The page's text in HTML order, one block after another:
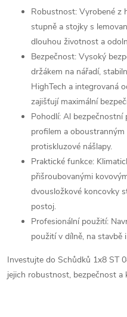
Robustnost: Vyrobené z
stupně a stojky s
dlouhou životnost a
Bezpečnost: Vysoký
držákem na nářadí,
HighTech a integrovaná
zajišťují maximální
Pohodlí: Al
profilem a
protiskluzové nášlapy.
Praktické funkce:
přišroubovanými
dvousložkové koncovky
postoj.
Profesionální použití:
použití v dílně, na stavbě
Investujte do Schůdků 1x8 ST
jejich robustnost, bezpečnost a